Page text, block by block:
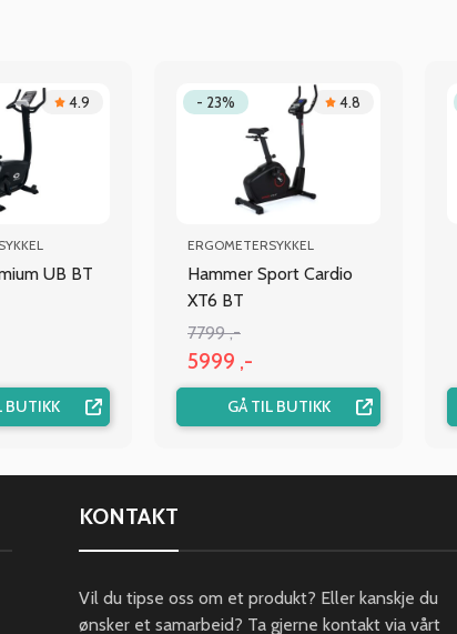
4.9
UB BT
BUTIKK
- 23% 4.8
ERGOMETERSYKKEL
Hammer Sport Cardio
XT6 BT
7799 ,-
5999 ,-
GÅ TIL BUTIKK
KONTAKT
Vil du tipse oss om et produkt? Eller kanskje du
ønsker et samarbeid? Ta gjerne kontakt via vårt